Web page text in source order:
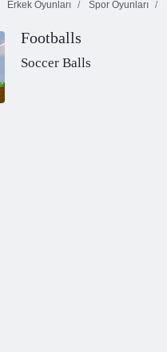
Erkek Oyunları Spor Oyunları
Footballs
Soccer Balls